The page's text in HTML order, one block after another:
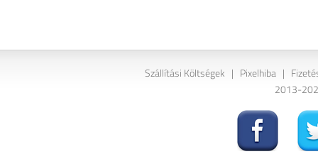
Szállítási Költségek | Pixelhiba |
2013-